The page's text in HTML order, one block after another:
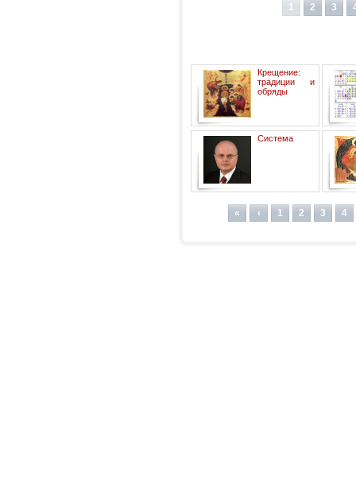
1 2 3
Крещение:
традиции и
обряды
Система
Справедливого Развития
«СССР». В гостях Александр
Шмидт • Revolver ITV
« ‹ 1 2 3 4